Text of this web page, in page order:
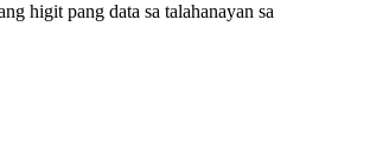
higit pang data sa talahanayan sa